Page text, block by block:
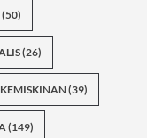
(50)
(26)
KEMISKINAN(39)
(149)